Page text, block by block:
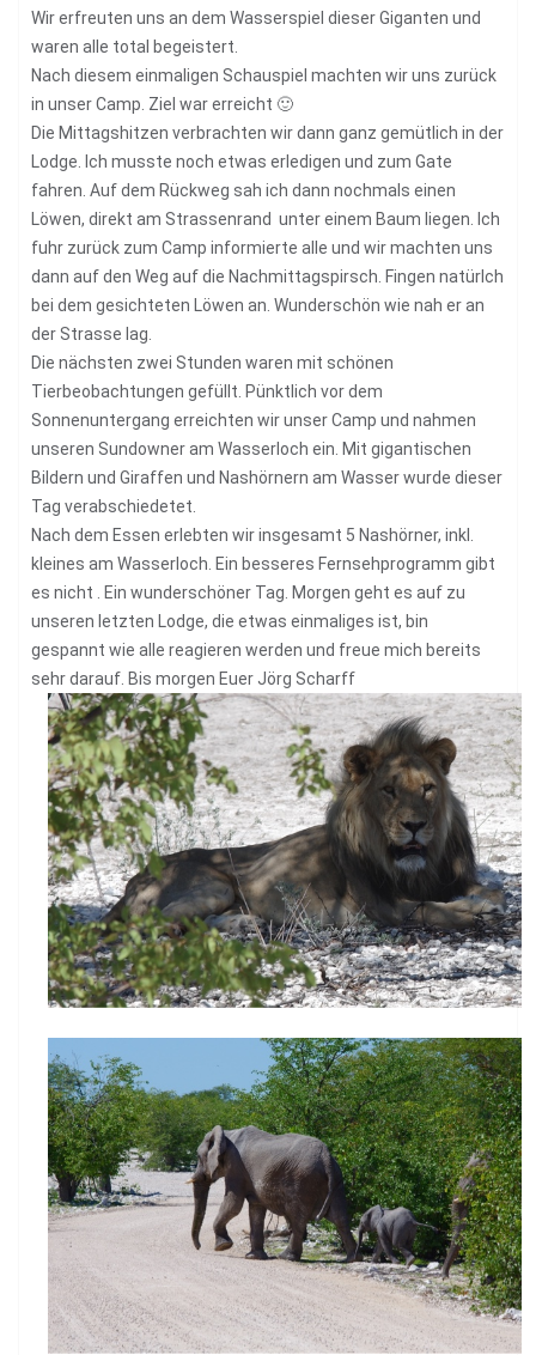
Wir erfreuten uns an dem Wasserspiel dieser Giganten und
waren alle total begeistert.
Nach diesem einmaligen Schauspiel machten wir uns zurück
in unser Camp. Ziel war erreicht 🙂
Die Mittagshitzen verbrachten wir dann ganz gemütlich in der
Lodge. Ich musste noch etwas erledigen und zum Gate
fahren. Auf dem Rückweg sah ich dann nochmals einen
Löwen, direkt am Strassenrand unter einem Baum liegen. Ich
fuhr zurück zum Camp informierte alle und wir machten uns
dann auf den Weg auf die Nachmittagspirsch. Fingen natürlch
bei dem gesichteten Löwen an. Wunderschön wie nah er an
der Strasse lag.
Die nächsten zwei Stunden waren mit schönen
Tierbeobachtungen gefüllt. Pünktlich vor dem
Sonnenuntergang erreichten wir unser Camp und nahmen
unseren Sundowner am Wasserloch ein. Mit gigantischen
Bildern und Giraffen und Nashörnern am Wasser wurde dieser
Tag verabschiedetet.
Nach dem Essen erlebten wir insgesamt 5 Nashörner, inkl.
kleines am Wasserloch. Ein besseres Fernsehprogramm gibt
es nicht . Ein wunderschöner Tag. Morgen geht es auf zu
unseren letzten Lodge, die etwas einmaliges ist, bin
gespannt wie alle reagieren werden und freue mich bereits
sehr darauf. Bis morgen Euer Jörg Scharff